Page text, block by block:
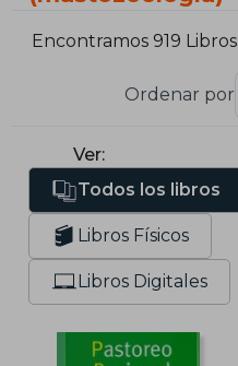
Encontramos 919 Libros
Ordenar por
Ver:
Todos los libros
Libros Físicos
Libros Digitales